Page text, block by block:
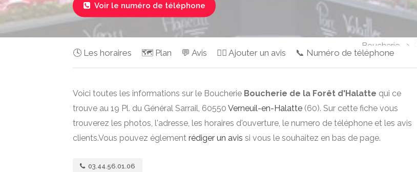
 Voir le numéro de téléphone
Boucherie
🕓 Les horaires 🗺️ Plan 💬 Avis ✍🏻 Ajouter un avis 📞 Numéro de téléphone
Voici toutes les informations sur le Boucherie Boucherie de la Forêt d'Halatte qui ce
trouve au 19 Pl. du Général Sarrail, 60550 Verneuil-en-Halatte (60). Sur cette fiche vous
trouverez les photos, l'adresse, les horaires d'ouverture, le numero de téléphone et les avis
clients.Vous pouvez églement rédiger un avis si vous le souhaitez en bas de page.
03.44.56.01.06